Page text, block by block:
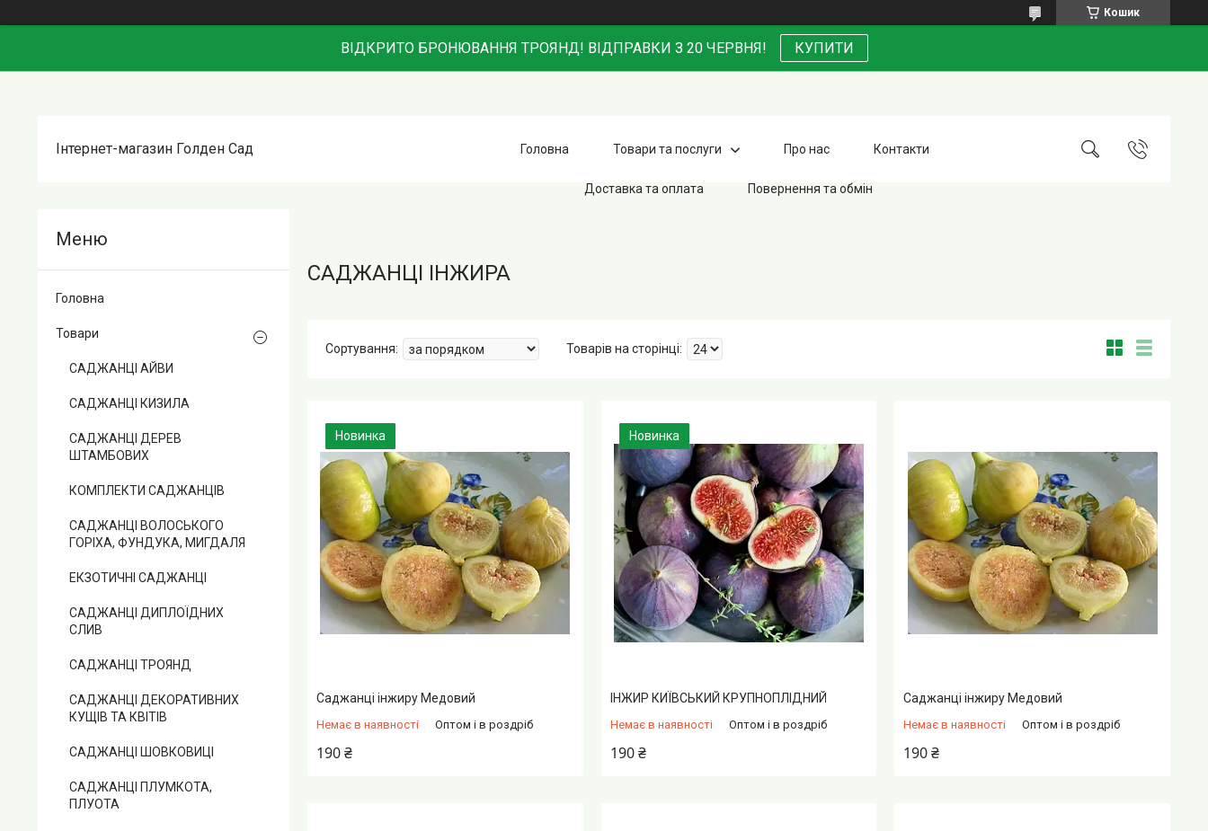
Кошик
ВІДКРИТО БРОНЮВАННЯ ТРОЯНД! ВІДПРАВКИ З 20 ЧЕРВНЯ! КУПИТИ
Інтернет-магазин Голден Сад Головна Товари та послуги Про нас Контакти
Доставка та оплата Повернення та обмін
САДЖАНЦІ ІНЖИРА
Новинка
Саджанці інжиру Медовий
Немає в наявності Оптом і в роздріб
190 ₴
Новинка
ІНЖИР КИЇВСЬКИЙ КРУПНОПЛІДНИЙ
Немає в наявності Оптом і в роздріб
190 ₴
Саджанці інжиру Медовий
Немає в наявності Оптом і в роздріб
190 ₴
Головна
Товари
САДЖАНЦІ АЙВИ
САДЖАНЦІ КИЗИЛА
САДЖАНЦІ ДЕРЕВ
ШТАМБОВИХ
КОМПЛЕКТИ САДЖАНЦІВ
САДЖАНЦІ ВОЛОСЬКОГО
ГОРІХА, ФУНДУКА, МИГДАЛЯ
ЕКЗОТИЧНІ САДЖАНЦІ
САДЖАНЦІ ДИПЛОЇДНИХ
СЛИВ
САДЖАНЦІ ТРОЯНД
САДЖАНЦІ ДЕКОРАТИВНИХ
КУЩІВ ТА КВІТІВ
САДЖАНЦІ ШОВКОВИЦІ
САДЖАНЦІ ПЛУМКОТА,
ПЛУОТА